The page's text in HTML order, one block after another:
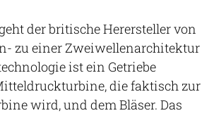
der britische Herersteller von
zu einer Zweiwellenarchitektur
ist ein Getriebe
die faktisch zur
wird, und dem Bläser. Das